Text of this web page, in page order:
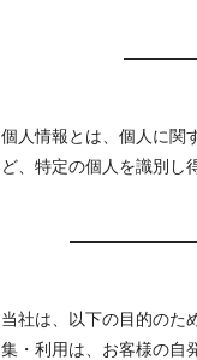
個人情報とは、個人に関
ど、特定の個人を識別し
当社は、以下の目的のた
集・利用は、お客様の自